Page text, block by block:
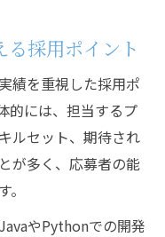
採用ポイント
績を重視した採用ポ
的には、担当するプ
ルセット、期待され
が多く、応募者の能
やPythonでの開発